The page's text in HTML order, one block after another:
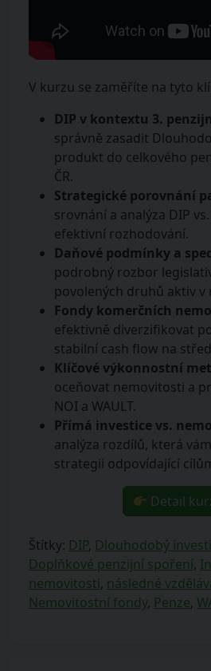
V kurzu se zaměříte na tyto
DIP v kontextu 3.
správně zasadit
produkt do celkového
ČR.
Strategické porovnání
srovnání a analýza DIP
efektivní rozhodování.
Daňové podmínky a
podrobný rozbor
povolených druhů aktiv v
Fondy komerčních
efektivně diverzifikovat
stabilní cash flow na
Klíčové výkonnostní
oceňovat nemovitosti a
NOI a WAULT.
Přímá investice vs.
analýza rozdílů, která
strategii odpovídající
Detail
Štítky: DIP, Dlouhodobý
Doplňkové penzijní spoření,
nemovitosti, následné
Nemovitostní fondy, Penze,